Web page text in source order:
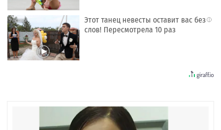
i
Этот танец невесты оставит вас без
слов! Пересмотрела 10 раз